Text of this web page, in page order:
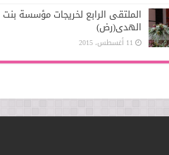
الملتقى الرابع لخريجات مؤسسة بنت
الهدى(رض)
11 أغسطس، 2015